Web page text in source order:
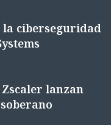
ciberseguridad
lanzan